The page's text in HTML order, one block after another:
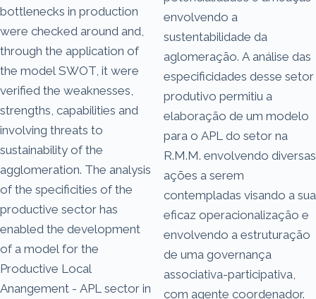
bottlenecks in production
were checked around and,
through the application of
the model SWOT, it were
verified the weaknesses,
strengths, capabilities and
involving threats to
sustainability of the
agglomeration. The analysis
of the specificities of the
productive sector has
enabled the development
of a model for the
Productive Local
Anangement - APL sector in
envolvendo a
sustentabilidade da
aglomeração. A análise das
especificidades desse setor
produtivo permitiu a
elaboração de um modelo
para o APL do setor na
R.M.M. envolvendo diversas
ações a serem
contempladas visando a sua
eficaz operacionalização e
envolvendo a estruturação
de uma governança
associativa-participativa,
com agente coordenador.